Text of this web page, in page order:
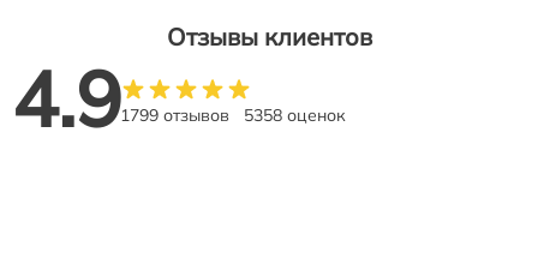
Отзывы клиентов
4.91799 отзывов 5358 оценок